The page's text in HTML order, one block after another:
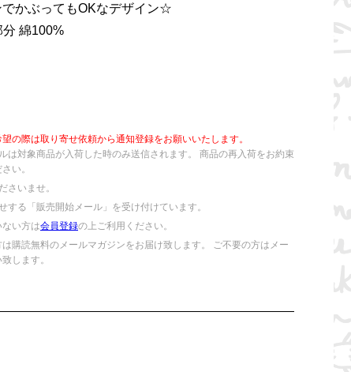
かぶってもOKなデザイン☆
分 綿100%
の際は取り寄せ依頼から通知登録をお願いいたします。
は対象商品が入荷した時のみ送信されます。 商品の再入荷をお約束
い。
さいませ。
る「販売開始メール」を受け付けています。
い方は会員登録の上ご利用ください。
購読無料のメールマガジンをお届け致します。 ご不要の方はメー
します。